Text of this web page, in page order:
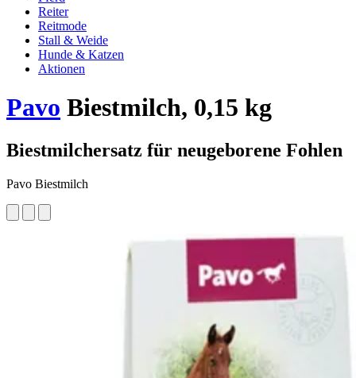
Reiter
Reitmode
Stall & Weide
Hunde & Katzen
Aktionen
Pavo Biestmilch, 0,15 kg
Biestmilchersatz für neugeborene Fohlen
Pavo Biestmilch